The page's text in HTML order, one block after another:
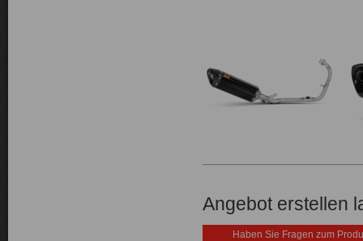
Angebot erstellen
Haben Sie Fragen zum